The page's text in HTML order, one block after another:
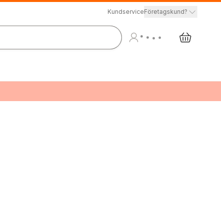
KundserviceFöretagskund?